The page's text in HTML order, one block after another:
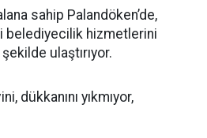
sahip Palandöken’de,
belediyecilik hizmetlerini
ulaştırıyor.
dükkanını yıkmıyor,